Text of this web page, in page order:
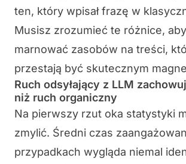
ten, który wpisał frazę w
Musisz zrozumieć te różnice,
marnować zasobów na treści,
przestają być skutecznym
Ruch odsyłający z LLM
niż ruch organiczny
Na pierwszy rzut oka statystyki
zmylić. Średni czas
przypadkach wygląda niemal